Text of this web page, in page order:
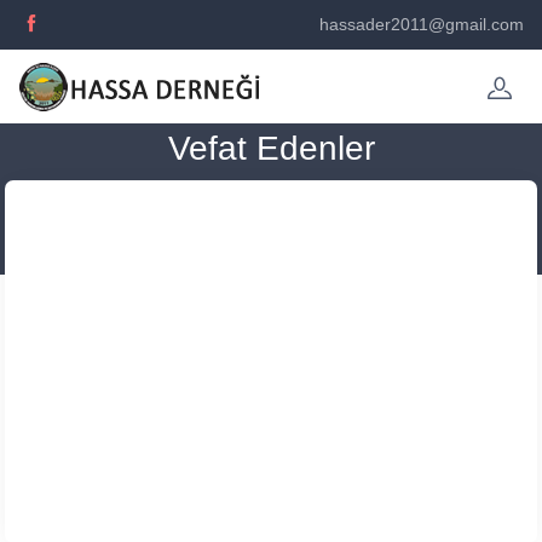
hassader2011@gmail.com
Vefat Edenler